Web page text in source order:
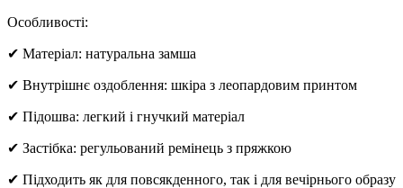
Особливості:
✔ Матеріал: натуральна замша
✔ Внутрішнє оздоблення: шкіра з леопардовим принтом
✔ Підошва: легкий і гнучкий матеріал
✔ Застібка: регульований ремінець з пряжкою
✔ Підходить як для повсякденного, так і для вечірнього образу